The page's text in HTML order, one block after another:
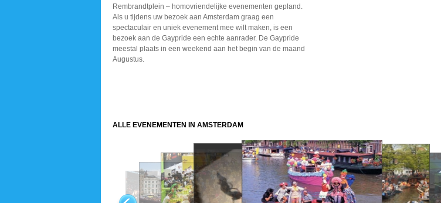
Rembrandtplein – homovriendelijke evenementen gepland.
Als u tijdens uw bezoek aan Amsterdam graag een
spectaculair en uniek evenement mee wilt maken, is een
bezoek aan de Gaypride een echte aanrader. De Gaypride
meestal plaats in een weekend aan het begin van de maand
Augustus.
ALLE EVENEMENTEN IN AMSTERDAM